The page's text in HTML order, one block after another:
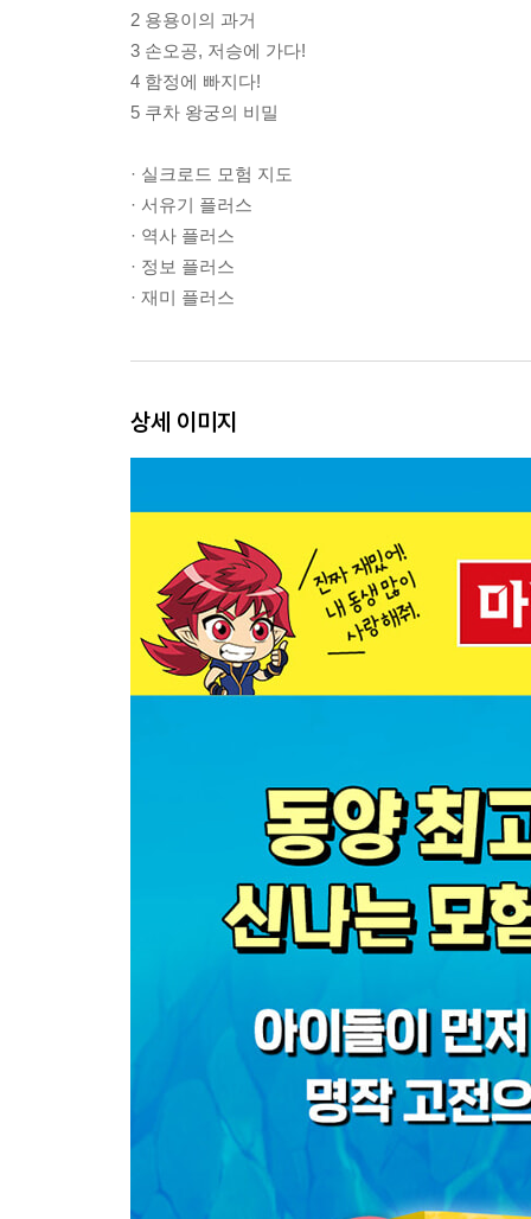
2 용용이의 과거
3 손오공, 저승에 가다!
4 함정에 빠지다!
5 쿠차 왕궁의 비밀
· 실크로드 모험 지도
· 서유기 플러스
· 역사 플러스
· 정보 플러스
· 재미 플러스
상세 이미지